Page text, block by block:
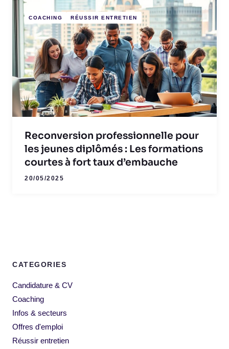
COACHING RÉUSSIR ENTRETIEN
Reconversion professionnelle pour
les jeunes diplômés : Les formations
courtes à fort taux d’embauche
20/05/2025
CATEGORIES
Candidature & CV
Coaching
Infos & secteurs
Offres d'emploi
Réussir entretien